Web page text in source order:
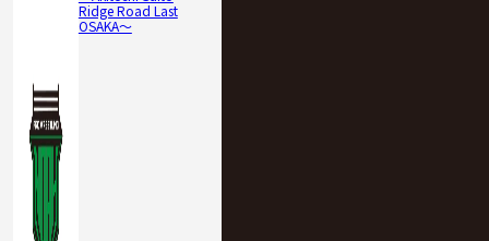
Ridge Road Last
OSAKA〜